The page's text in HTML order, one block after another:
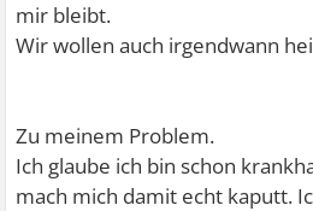
mir bleibt.
Wir wollen auch irgendwann
Zu meinem Problem.
Ich glaube ich bin schon
mach mich damit echt kaputt.